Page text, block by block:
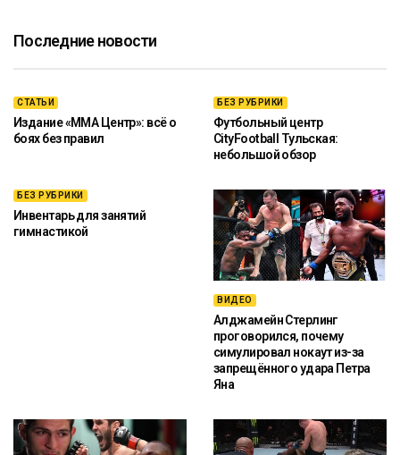
Последние новости
СТАТЬИ
Издание «ММА Центр»: всё о
боях без правил
БЕЗ РУБРИКИ
Футбольный центр
CityFootball Тульская:
небольшой обзор
БЕЗ РУБРИКИ
Инвентарь для занятий
гимнастикой
ВИДЕО
Алджамейн Стерлинг
проговорился, почему
симулировал нокаут из-за
запрещённого удара Петра
Яна